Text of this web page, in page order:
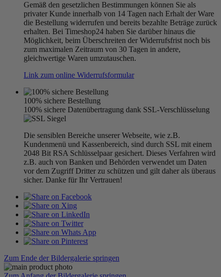
Gemäß den gesetzlichen Bestimmungen können Sie als
privater Kunde innerhalb von 14 Tagen nach Erhalt der Ware
die Bestellung widerrufen und bereits bezahlte Beträge zurück
erhalten. Bei Timeshop24 haben Sie darüber hinaus die
Möglichkeit, beim Überschreiten der Widerrufsfrist noch bis
zum maximalen Zeitraum von 30 Tagen in andere,
gleichwertige Waren umzutauschen.
Link zum online Widerrufsformular
100% sichere Bestellung
100% sichere Datenübertragung dank SSL-Verschlüsselung
Die sensiblen Bereiche unserer Webseite, wie z.B.
Kundenmenü und Kassenbereich, sind durch SSL mit einem
2048 Bit RSA Schlüsselpaar gesichert. Dieses Verfahren wird
z.B. auch von Banken und Behörden verwendet um Daten
vor dem Zugriff Dritter zu schützen und gilt daher als überaus
sicher. Danke für Ihr Vertrauen!
Zum Ende der Bildergalerie springen